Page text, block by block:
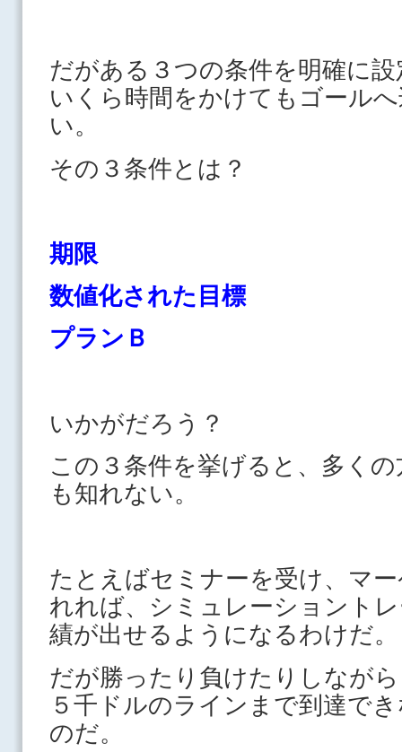
だがある３つの条件を明確に
いくら時間をかけてもゴール
い。
その３条件とは？
期限
数値化された目標
プランＢ
いかがだろう？
この３条件を挙げると、多く
も知れない。
たとえばセミナーを受け、マ
れれば、シミュレーショント
績が出せるようになるわけだ。
だが勝ったり負けたりしなが
５千ドルのラインまで到達で
のだ。